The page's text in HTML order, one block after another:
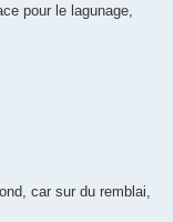
pour le lagunage,
car sur du remblai,